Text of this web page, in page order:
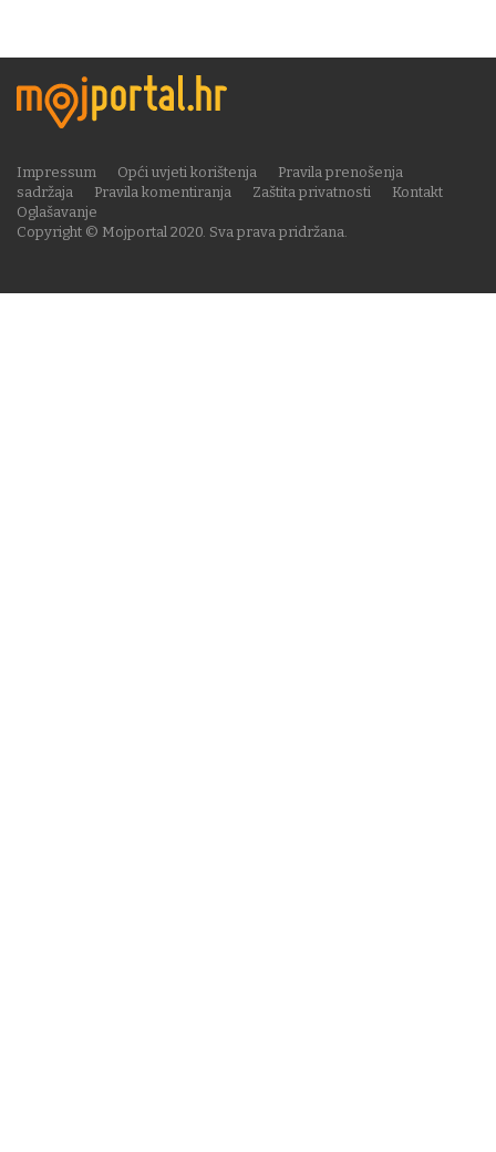
Copyright © Mojportal 2020. Sva prava pridržana.
Impressum Opći uvjeti korištenja
Pravila prenošenja
sadržaja
Pravila komentiranja Zaštita privatnosti
Kontakt
Oglašavanje